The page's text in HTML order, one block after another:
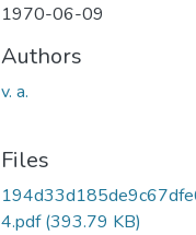
1970-06-09
Authors
v. a.
Files
4.pdf(393.79 KB)